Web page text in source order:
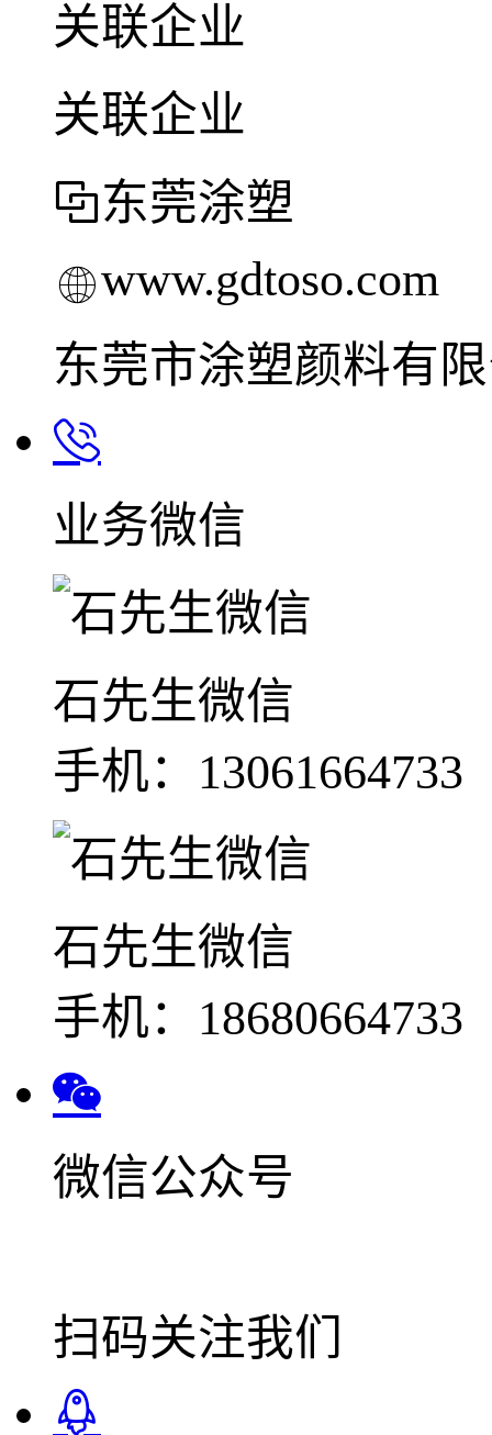
关联企业
关联企业
东莞涂塑
www.gdtoso.com
东莞市涂塑颜料有
业务微信
石先生微信
手机：13061664733
石先生微信
手机：18680664733
微信公众号
扫码关注我们